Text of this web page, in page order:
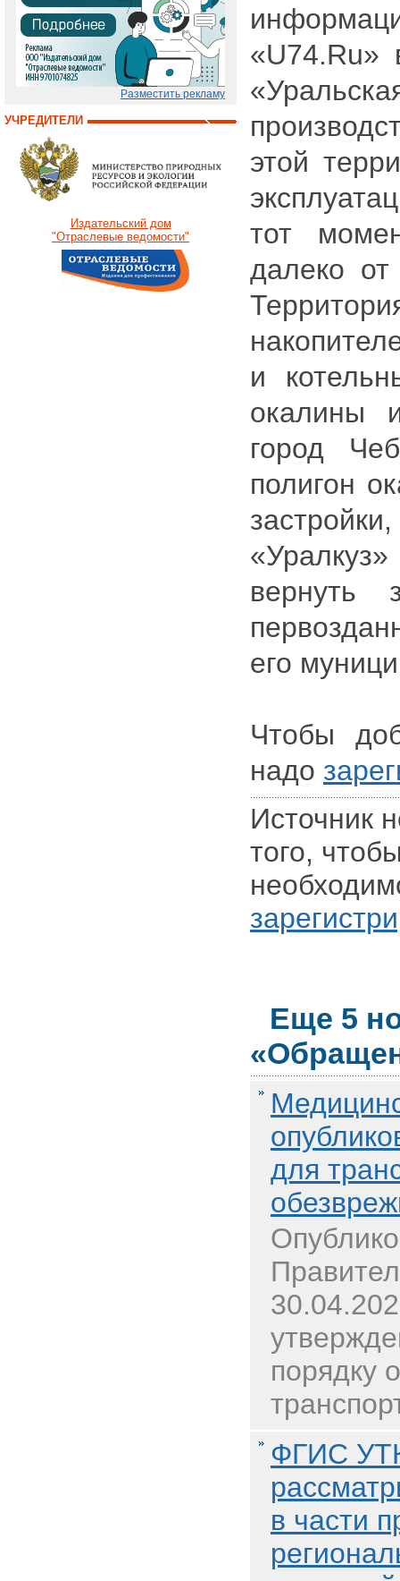
Разместить рекламу
УЧРЕДИТЕЛИ
Издательский дом
"Отраслевые ведомости"
«U74.Ru»
этой
тот
далеко от
и
окалины
город
полигон
вернуть
его
Чтобы
надо
Источник
того,
Еще 5
для
порядку
ФГИС
в части